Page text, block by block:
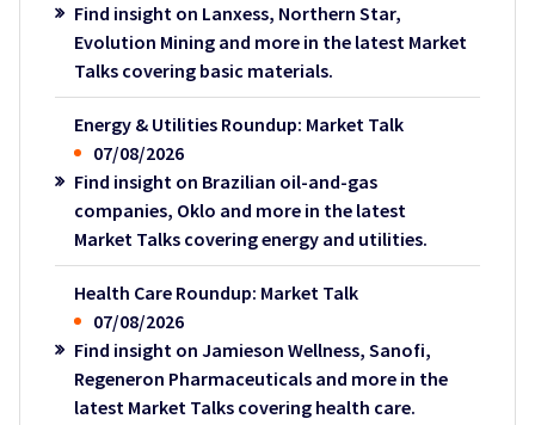
Find insight on Lanxess, Northern Star,
Evolution Mining and more in the latest Market
Talks covering basic materials.
Energy & Utilities Roundup: Market Talk
07/08/2026
Find insight on Brazilian oil-and-gas
companies, Oklo and more in the latest
Market Talks covering energy and utilities.
Health Care Roundup: Market Talk
07/08/2026
Find insight on Jamieson Wellness, Sanofi,
Regeneron Pharmaceuticals and more in the
latest Market Talks covering health care.